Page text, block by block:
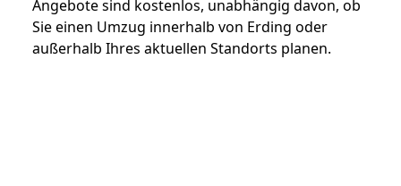
Angebote sind kostenlos, unabhängig davon, ob
Sie einen Umzug innerhalb von Erding oder
außerhalb Ihres aktuellen Standorts planen.